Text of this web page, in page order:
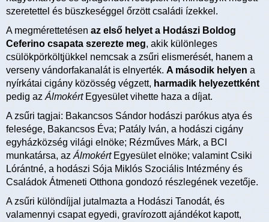
szeretettel és büszkeséggel őrzött családi ízekkel.
A megmérettetésen az első helyet a Hodászi Boldog
Ceferino csapata szerezte meg, akik különleges
csülökpörköltjükkel nemcsak a zsűri elismerését, hanem a
verseny vándorfakanalát is elnyerték. A második helyen a
nyírkátai cigány közösség végzett, harmadik helyezettként
pedig az ÁlmokértEgyesület vihette haza a díjat.
A zsűri tagjai: Bakancsos Sándor hodászi parókus atya és
felesége, Bakancsos Éva; Patály Iván, a hodászi cigány
egyházközség világi elnöke; Rézműves Márk, a BCI
munkatársa, az ÁlmokértEgyesület elnöke; valamint Csiki
Lórántné, a hodászi Sója Miklós Szociális Intézmény és
Családok Átmeneti Otthona gondozó részlegének vezetője.
A zsűri különdíjjal jutalmazta a Hodászi Tanodát, és
valamennyi csapat egyedi, gravírozott ajándékot kapott,